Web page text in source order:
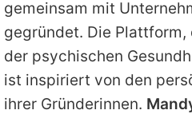
gemeinsam mit
gegründet. Die Plattform,
der psychischen
ist inspiriert von den
ihrer Gründerinnen.